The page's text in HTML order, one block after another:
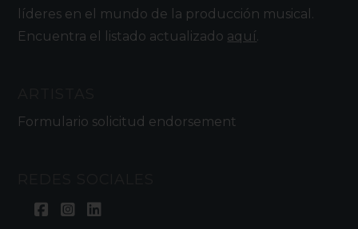
líderes en el mundo de la producción musical.
Encuentra el listado actualizado aquí.
Formulario solicitud endorsement